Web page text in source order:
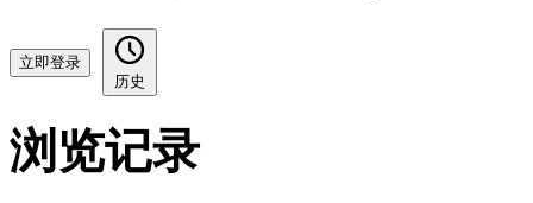
立即登录
历史
浏览记录